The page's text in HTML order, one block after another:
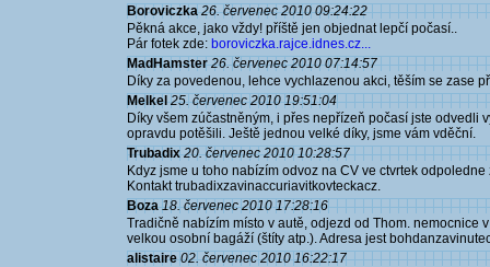
Boroviczka 26. červenec 2010 09:24:22
Pěkná akce, jako vždy! příště jen objednat lepčí počasí..
Pár fotek zde: boroviczka.rajce.idnes.cz...
MadHamster 26. červenec 2010 07:14:57
Díky za povedenou, lehce vychlazenou akci, těším se zase
Melkel 25. červenec 2010 19:51:04
Díky všem zúčastněným, i přes nepřízeň počasí jste odvedli
opravdu potěšili. Ještě jednou velké díky, jsme vám vděční.
Trubadix 20. červenec 2010 10:28:57
Kdyz jsme u toho nabízím odvoz na CV ve ctvrtek
Kontakt trubadixzavinaccuriavitkovteckacz.
Boza 18. červenec 2010 17:28:16
Tradičně nabízím místo v autě, odjezd od Thom. nemocnice
velkou osobní bagáží (štíty atp.). Adresa jest
alistaire 02. červenec 2010 16:22:17